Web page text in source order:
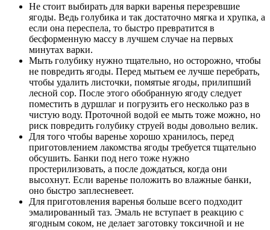
Не стоит выбирать для варки варенья перезревшие
ягоды. Ведь голубика и так достаточно мягка и хрупка, а
если она переспела, то быстро превратится в
бесформенную массу в лучшем случае на первых
минутах варки.
Мыть голубику нужно тщательно, но осторожно, чтобы
не повредить ягоды. Перед мытьем ее лучше перебрать,
чтобы удалить листочки, помятые ягоды, прилипший
лесной сор. После этого обобранную ягоду следует
поместить в дуршлаг и погрузить его несколько раз в
чистую воду. Проточной водой ее мыть тоже можно, но
риск повредить голубику струей воды довольно велик.
Для того чтобы варенье хорошо хранилось, перед
приготовлением лакомства ягоды требуется тщательно
обсушить. Банки под него тоже нужно
простерилизовать, а после дождаться, когда они
высохнут. Если варенье положить во влажные банки,
оно быстро заплесневеет.
Для приготовления варенья больше всего подходит
эмалированный таз. Эмаль не вступает в реакцию с
ягодным соком, не делает заготовку токсичной и не